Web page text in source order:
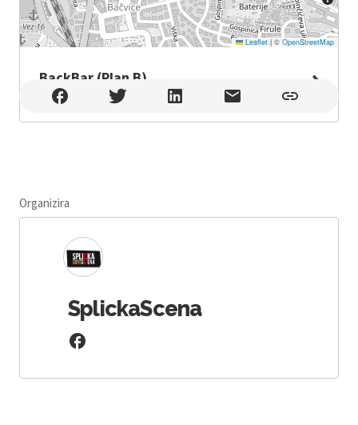
Leaflet |© OpenStreetMap
BackBar (Plan B)
BackBar (Plan B) , Split
Organizira
SplickaScena